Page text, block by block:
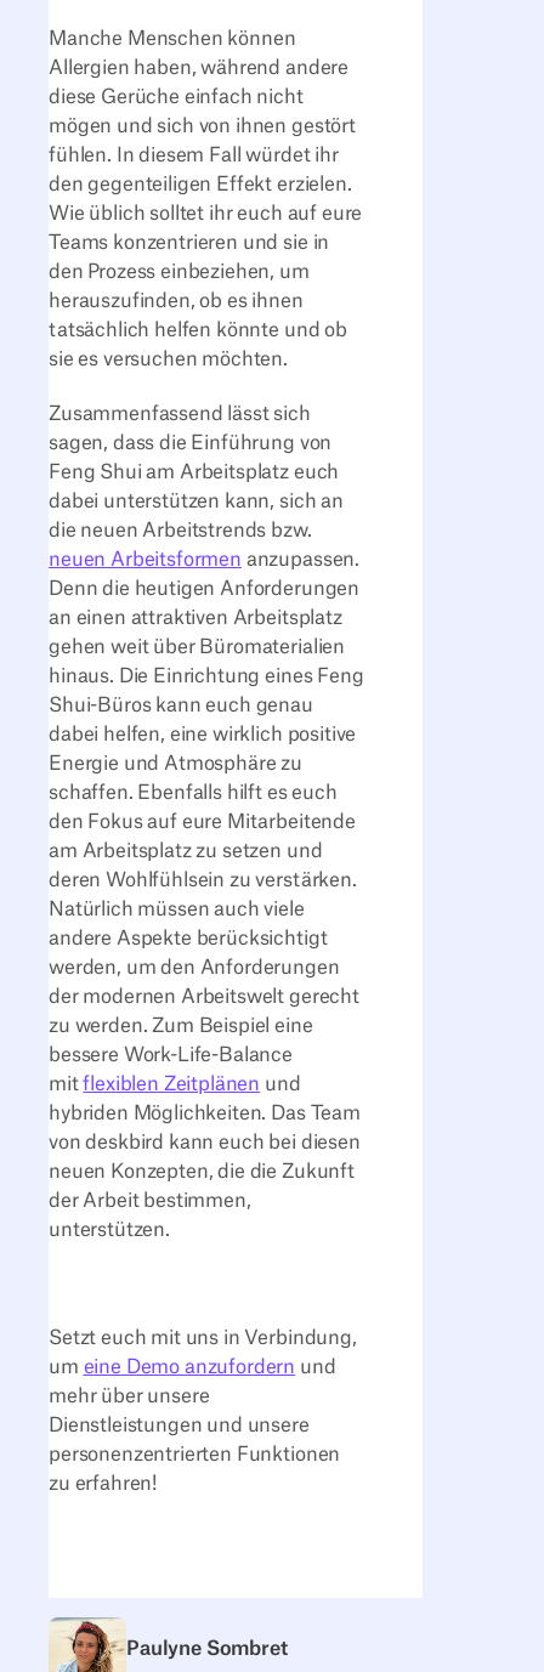
Manche Menschen können
Allergien haben, während andere
diese Gerüche einfach nicht
mögen und sich von ihnen gestört
fühlen. In diesem Fall würdet ihr
den gegenteiligen Effekt erzielen.
Wie üblich solltet ihr euch auf eure
Teams konzentrieren und sie in
den Prozess einbeziehen, um
herauszufinden, ob es ihnen
tatsächlich helfen könnte und ob
sie es versuchen möchten.
Zusammenfassend lässt sich
sagen, dass die Einführung von
Feng Shui am Arbeitsplatz euch
dabei unterstützen kann, sich an
die neuen Arbeitstrends bzw.
neuen Arbeitsformen anzupassen.
Denn die heutigen Anforderungen
an einen attraktiven Arbeitsplatz
gehen weit über Büromaterialien
hinaus. Die Einrichtung eines Feng
Shui-Büros kann euch genau
dabei helfen, eine wirklich positive
Energie und Atmosphäre zu
schaffen. Ebenfalls hilft es euch
den Fokus auf eure Mitarbeitende
am Arbeitsplatz zu setzen und
deren Wohlfühlsein zu verstärken.
Natürlich müssen auch viele
andere Aspekte berücksichtigt
werden, um den Anforderungen
der modernen Arbeitswelt gerecht
zu werden. Zum Beispiel eine
bessere Work-Life-Balance
mitflexiblen Zeitplänen und
hybriden Möglichkeiten. Das Team
von deskbird kann euch bei diesen
neuen Konzepten, die die Zukunft
der Arbeit bestimmen,
unterstützen.
Setzt euch mit uns in Verbindung,
um eine Demo anzufordern und
mehr über unsere
Dienstleistungen und unsere
personenzentrierten Funktionen
zu erfahren!
Paulyne Sombret